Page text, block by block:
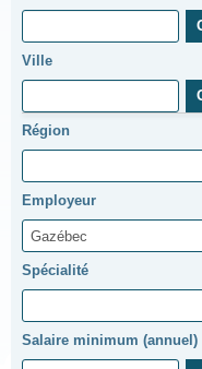
Ville
Région
Employeur
Spécialité
Salaire minimum (annuel)